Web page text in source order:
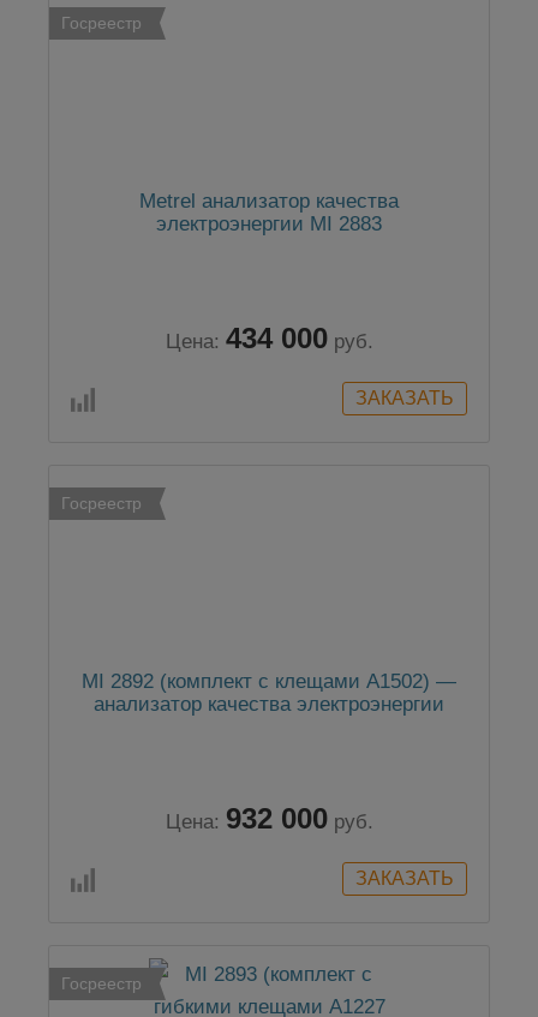
Госреестр
Metrel анализатор качества
электроэнергии MI 2883
Цена: 434 000 руб.
Госреестр
MI 2892 (комплект с клещами А1502) —
анализатор качества электроэнергии
Цена: 932 000 руб.
Госреестр